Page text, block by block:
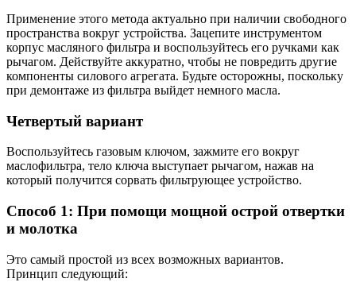
Применение этого метода актуально при наличии свободного
пространства вокруг устройства. Зацепите инструментом
корпус масляного фильтра и воспользуйтесь его ручками как
рычагом. Действуйте аккуратно, чтобы не повредить другие
компоненты силового агрегата. Будьте осторожны, поскольку
при демонтаже из фильтра выйдет немного масла.
Четвертый вариант
Воспользуйтесь газовым ключом, зажмите его вокруг
маслофильтра, тело ключа выступает рычагом, нажав на
который получится сорвать фильтрующее устройство.
Способ 1: При помощи мощной острой отвертки
и молотка
Это самый простой из всех возможных вариантов.
Принцип следующий: